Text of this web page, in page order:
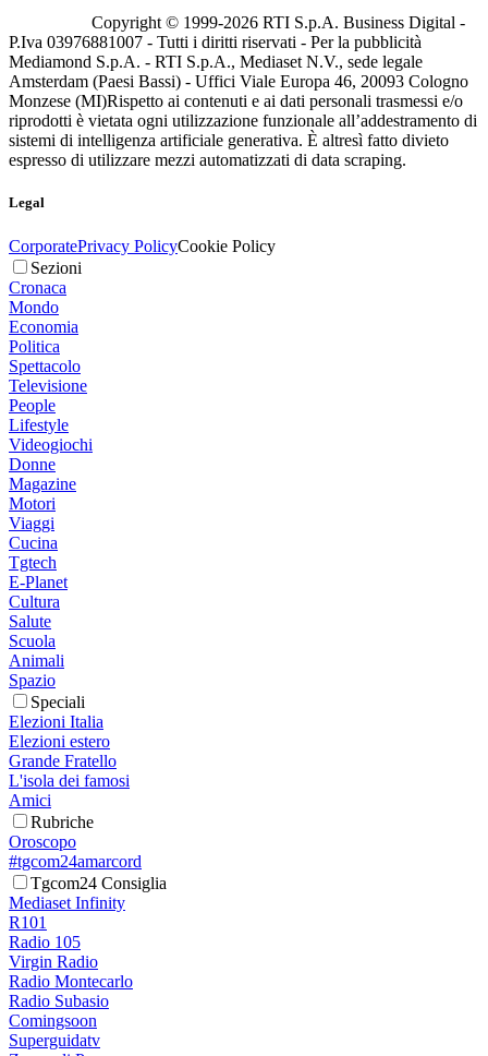
Copyright © 1999-2026 RTI S.p.A. Business Digital -
P.Iva 03976881007 - Tutti i diritti riservati - Per la pubblicità
Mediamond S.p.A. - RTI S.p.A., Mediaset N.V., sede legale
Amsterdam (Paesi Bassi) - Uffici Viale Europa 46, 20093 Cologno
Monzese (MI)Rispetto ai contenuti e ai dati personali trasmessi e/o
riprodotti è vietata ogni utilizzazione funzionale all’addestramento di
sistemi di intelligenza artificiale generativa. È altresì fatto divieto
espresso di utilizzare mezzi automatizzati di data scraping.
Legal
CorporatePrivacy PolicyCookie Policy
Sezioni
Cronaca
Mondo
Economia
Politica
Spettacolo
Televisione
People
Lifestyle
Videogiochi
Donne
Magazine
Motori
Viaggi
Cucina
Tgtech
E-Planet
Cultura
Salute
Scuola
Animali
Spazio
Speciali
Elezioni Italia
Elezioni estero
Grande Fratello
L'isola dei famosi
Amici
Rubriche
Oroscopo
#tgcom24amarcord
Tgcom24 Consiglia
Mediaset Infinity
R101
Radio 105
Virgin Radio
Radio Montecarlo
Radio Subasio
Comingsoon
Superguidatv